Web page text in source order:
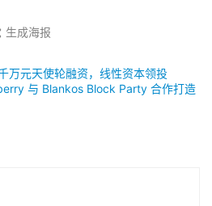
生成海报
万元天使轮融资，线性资本领投
与 Blankos Block Party 合作打造